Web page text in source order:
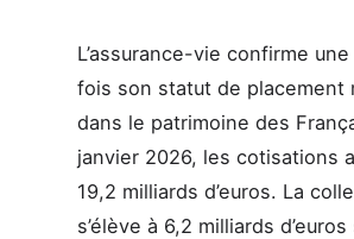
L’assurance-vie confirme
fois son statut de placement
dans le patrimoine des
janvier 2026, les cotisations
19,2 milliards d’euros. La
s’élève à 6,2 milliards